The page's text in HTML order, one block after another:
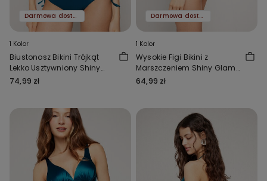
Darmowa dostawa
1 Kolor
Biustonosz Bikini Trójkąt
Lekko Usztywniony Shiny
Glam Niebieski
74,99 zł
Darmowa dostawa
1 Kolor
Wysokie Figi Bikini z
Marszczeniem Shiny Glam
Niebieskie
64,99 zł